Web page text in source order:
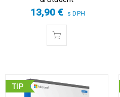
13,90€ s DPH
TIP